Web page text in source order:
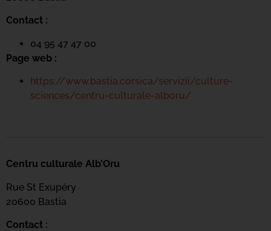
Contact :
04 95 47 47 00
Page web :
https://www.bastia.corsica/servizii/culture-
sciences/centru-culturale-alboru/
Centru culturale Alb’Oru
Rue St Exupéry
20600 Bastia
Contact :